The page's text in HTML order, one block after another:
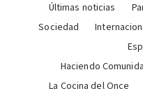
Últimas noticias
Sociedad
Haciendo
La Cocina del Once